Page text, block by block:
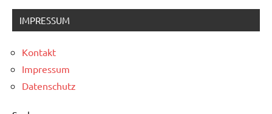
IMPRESSUM
Kontakt
Impressum
Datenschutz